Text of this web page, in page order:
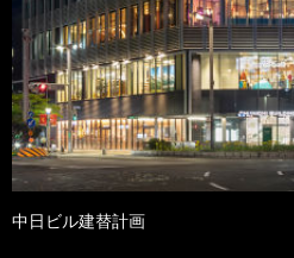
中日ビル建替計画